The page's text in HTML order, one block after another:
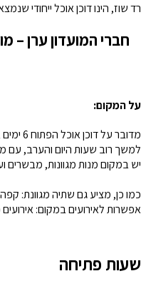
רד שוז, הינו דוכן אוכל ייחודי
חברי המועדון ערן –
על המקום:
מדובר על דוכן אוכל הפתוח 6 ימים בשבוע,
למשך רוב שעות היום והערב, עם
יש במקום מנות מגוונות, מבשרים
כמו כן, מציע גם שתיה מגוונת:
אפשרות לאירועים במקום: אירועים
שעות פתיחה